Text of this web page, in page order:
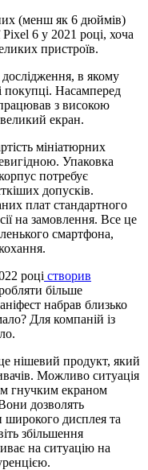
(менш як 6 дюймів)
6 у 2021 році, хоча
пристроїв.
в якому
покупці. Насамперед
з високою
екран.
мініатюрних
Упаковка
потребує
допусків.
плат стандартного
на замовлення. Все це
смартфона,
році створив
більше
набрав близько
Для компаній із
нішевий продукт, який
Можливо ситуація
гнучким екраном
дозволять
широкого дисплея та
збільшення
на ситуацію на